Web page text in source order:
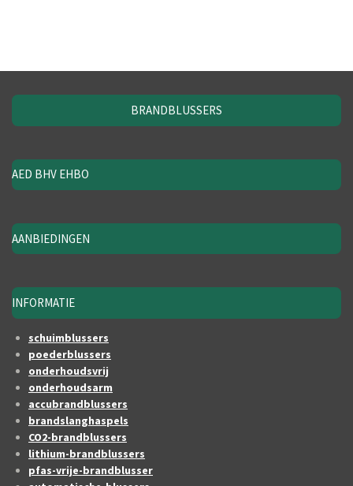
BRANDBLUSSERS
AED BHV EHBO
AANBIEDINGEN
INFORMATIE
schuimblussers
poederblussers
onderhoudsvrij
onderhoudsarm
accubrandblussers
brandslanghaspels
CO2-brandblussers
lithium-brandblussers
pfas-vrije-brandblusser